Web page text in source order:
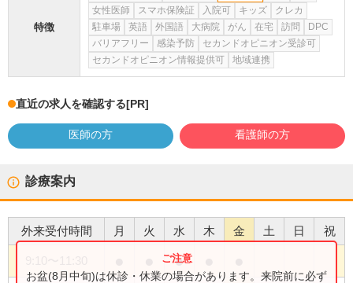
特徴
女性医師
スマホ保険証 入院可 キッズ
クレカ
駐車場
英語 外国語 大病院 がん 在宅 訪問
DPC
バリアフリー
感染予防
セカンドオピニオン受診可
セカンドオピニオン情報提供可
地域連携
直近の求人を確認する[PR]
医師の方 看護師の方
診療案内
外来受付時間 月 火 水 木 金 土 日 祝
●
お盆(8月中旬)は休診・休業の場合があります。来院前に必ず